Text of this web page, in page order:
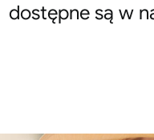
dostępne są w